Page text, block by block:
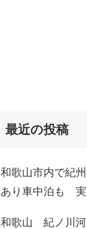
最近の投稿
和歌山市内で紀
あり車中泊も
和歌山 紀ノ川